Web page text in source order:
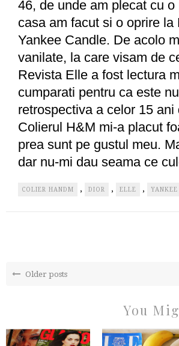
46, de unde am plecat cu
casa am facut si o oprire
Yankee Candle. De acolo
vanilate, la care visam de
Revista Elle a fost lectura
cumparati pentru ca este
retrospectiva a celor 15
Colierul H&M mi-a placut
prea sunt pe gustul meu.
dar nu-mi dau seama ce
COLIER HANDM , DIOR , ELLE ,
Older posts
You